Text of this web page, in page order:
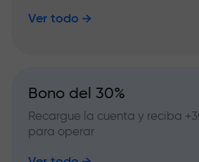
Ver todo
Bono del 30%
Recargue la cuenta y reciba
para operar